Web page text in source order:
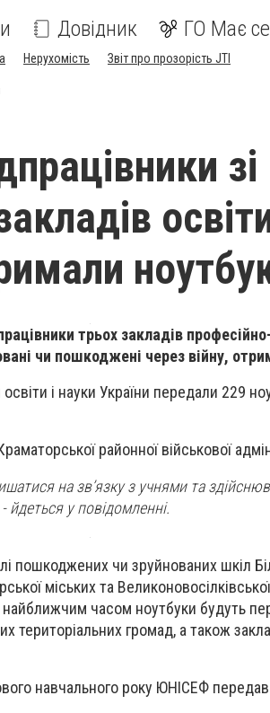
Довідник ГО Має
Нерухомість Звіт про прозорість JTI
зі
трьох закладів
чи пошкоджені через війну,
і науки України передали 229
районної військової
на зв’язку з учнями та
у повідомленні.
пошкоджених чи зруйнованих шкіл
міських та
часом ноутбуки будуть
територіальних громад, а також
навчального року ЮНІСЕФ